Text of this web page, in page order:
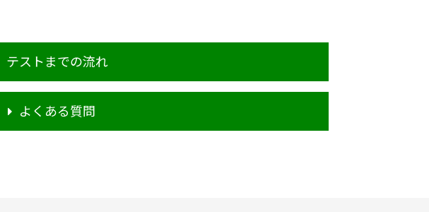
テストまでの流れ
よくある質問